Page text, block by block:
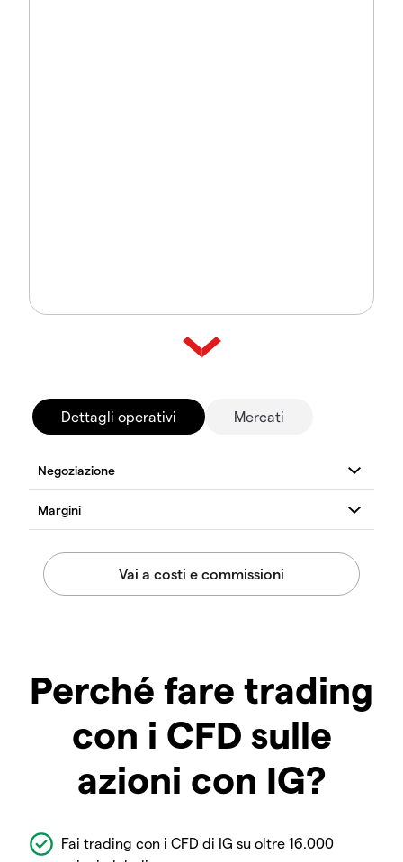
Dettagli operativi Mercati
Perché fare trading
con i CFD sulle
azioni con IG?
Fai trading con i CFD di IG su oltre 16.000